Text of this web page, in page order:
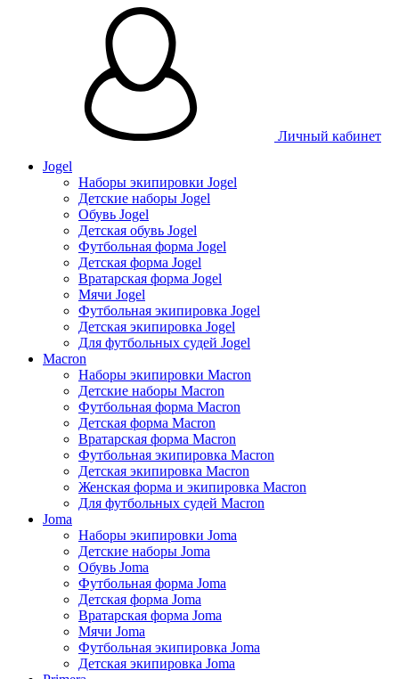
Личный кабинет
Jogel
Наборы экипировки Jogel
Детские наборы Jogel
Обувь Jogel
Детская обувь Jogel
Футбольная форма Jogel
Детская форма Jogel
Вратарская форма Jogel
Мячи Jogel
Футбольная экипировка Jogel
Детская экипировка Jogel
Для футбольных судей Jogel
Macron
Наборы экипировки Macron
Детские наборы Macron
Футбольная форма Macron
Детская форма Macron
Вратарская форма Macron
Футбольная экипировка Macron
Детская экипировка Macron
Женская форма и экипировка Macron
Для футбольных судей Macron
Joma
Наборы экипировки Joma
Детские наборы Joma
Обувь Joma
Футбольная форма Joma
Детская форма Joma
Вратарская форма Joma
Мячи Joma
Футбольная экипировка Joma
Детская экипировка Joma
Таблица размеров